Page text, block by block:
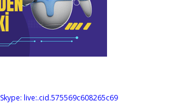
Skype: live:.cid.575569c608265c69